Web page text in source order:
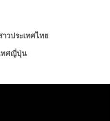
าวประเทศไทย
ทศญี่ปุ่น